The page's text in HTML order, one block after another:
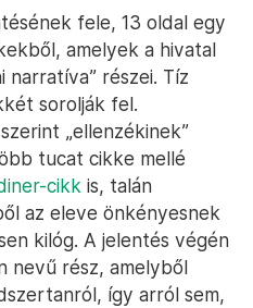
fele, 13 oldal egy
amelyek a hivatal
narratíva” részei. Tíz
sorolják fel.
„ellenzékinek”
tucat cikke mellé
cikk is, talán
az eleve önkényesnek
kilóg. A jelentés végén
nevű rész, amelyből
így arról sem,